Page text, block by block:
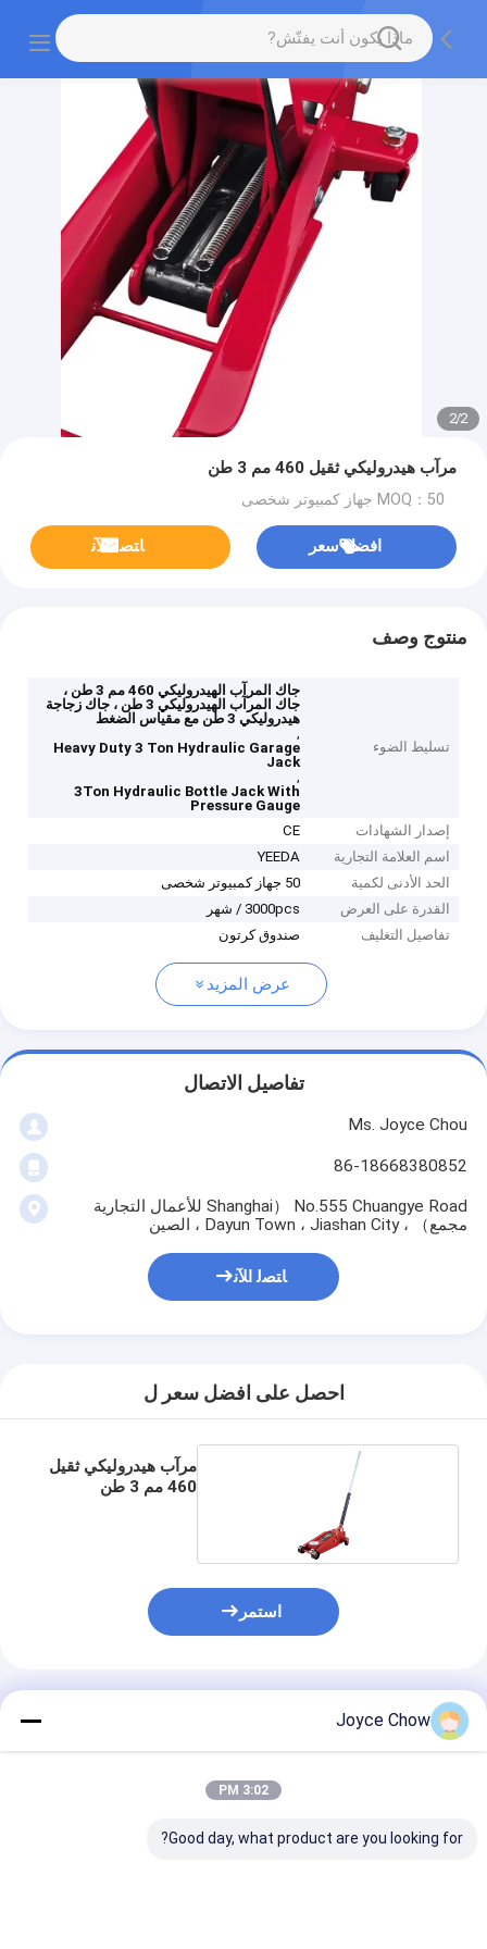
2
/
2
مرآب هيدروليكي ثقيل 460 مم 3 طن
MOQ：50 جهاز كمبيوتر شخصى
افضل سعر ﺎﺘﺼﻟ ﺍﻶﻧ
منتوج وصف
تسليط الضوء
جاك المرآب الهيدروليكي 460 مم 3 طن ،
جاك المرآب الهيدروليكي 3 طن ، جاك زجاجة
هيدروليكي 3 طن مع مقياس الضغط
,
Heavy Duty 3 Ton Hydraulic Garage
Jack
,
3Ton Hydraulic Bottle Jack With
Pressure Gauge
إصدار الشهادات
CE
اسم العلامة التجارية
YEEDA
الحد الأدنى لكمية
50 جهاز كمبيوتر شخصى
القدرة على العرض
3000pcs / شهر
تفاصيل التغليف
صندوق كرتون
عرض المزيد
تفاصيل الاتصال
Ms. Joyce Chou
86-18668380852
No.555 Chuangye Road （Shanghai للأعمال التجارية
مجمع） ، Dayun Town ، Jiashan City ، الصين
ﺎﺘﺼﻟ ﺍﻶﻧ
احصل على افضل سعر ل
مرآب هيدروليكي ثقيل
460 مم 3 طن
استمر
المنتجات الموصى بها
Joyce Chow
3:02 PM
Good day, what product are you looking for?